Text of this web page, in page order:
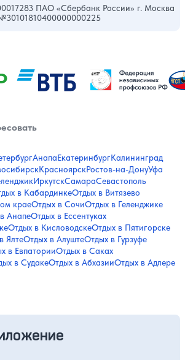
ПАО «Сбербанк России» г. Москва
АнапаЕкатеринбургКалининград
КрасноярскРостов-на-ДонуУфа
ИркутскСамараСевастополь
в КабардинкеОтдых в Витязево
краеОтдых в СочиОтдых в Геленджике
АнапеОтдых в Ессентуках
Отдых в КисловодскеОтдых в Пятигорске
ЯлтеОтдых в АлуштеОтдых в Гурзуфе
в ЕвпаторииОтдых в Саках
в СудакеОтдых в АбхазииОтдых в Адлере